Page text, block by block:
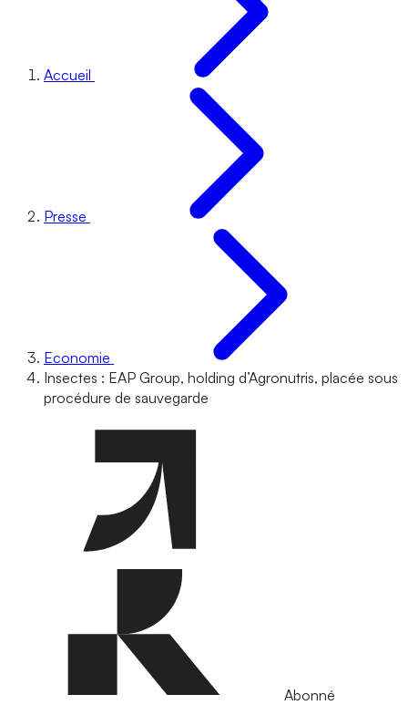
Accueil
Presse
Economie
Insectes : EAP Group, holding d’Agronutris, placée sous
procédure de sauvegarde
Abonné